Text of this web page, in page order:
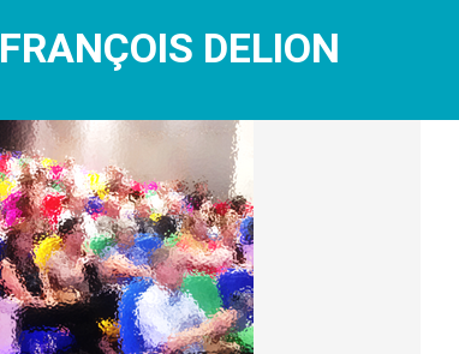
FRANÇOIS DELION